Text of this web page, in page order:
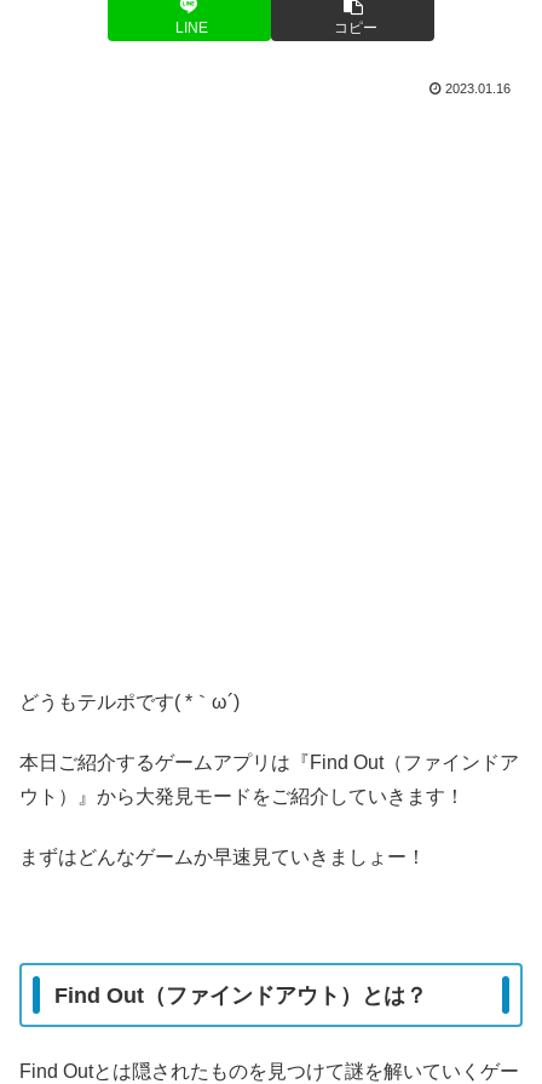
LINE コピー
2023.01.16
どうもテルポです( *｀ω´)
本日ご紹介するゲームアプリは『Find Out（ファインドア
ウト）』から大発見モードをご紹介していきます！
まずはどんなゲームか早速見ていきましょー！
Find Out（ファインドアウト）とは？
Find Outとは隠されたものを見つけて謎を解いていくゲー